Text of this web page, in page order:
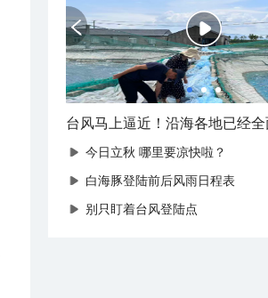
今日立秋 哪里要凉快啦？
白海豚登陆前后风雨日程表
别只盯着台风登陆点